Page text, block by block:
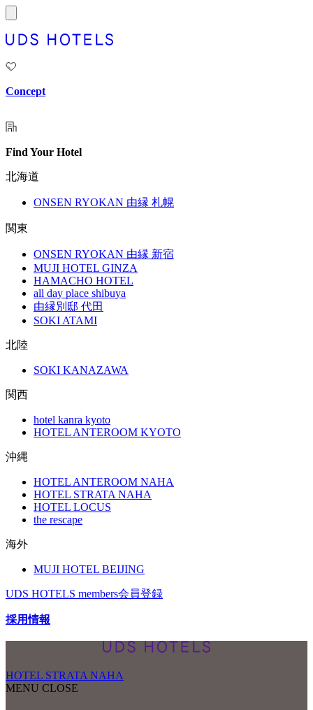
内
を
キ
ッ
プ
Concept
Find Your Hotel
北海道
ONSEN RYOKAN 由縁 札幌
関東
ONSEN RYOKAN 由縁 新宿
MUJI HOTEL GINZA
HAMACHO HOTEL
all day place shibuya
由縁別邸 代田
SOKI ATAMI
北陸
SOKI KANAZAWA
関西
hotel kanra kyoto
HOTEL ANTEROOM KYOTO
沖縄
HOTEL ANTEROOM NAHA
HOTEL STRATA NAHA
HOTEL LOCUS
the rescape
海外
MUJI HOTEL BEIJING
UDS HOTELS members会員登録
採用情報
HOTEL STRATA NAHA
MENU CLOSE